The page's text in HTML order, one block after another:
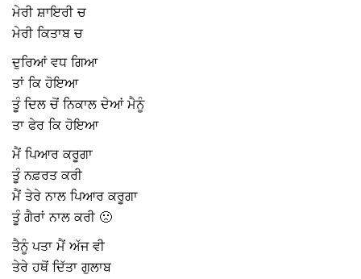
ਮੇਰੀ ਸ਼ਾਇਰੀ ਚ
ਮੇਰੀ ਕਿਤਾਬ ਚ
ਦੁਰਿਆਂ ਵਧ ਗਿਆ
ਤਾਂ ਕਿ ਹੋਇਆ
ਤੂੰ ਦਿਲ ਚੋਂ ਨਿਕਾਲ ਦੇਆਂ ਮੈਨੂੰ
ਤਾ ਫੇਰ ਕਿ ਹੋਇਆ
ਮੈਂ ਪਿਆਰ ਕਰੂਗਾ
ਤੂੰ ਨਫ਼ਰਤ ਕਰੀ
ਮੈਂ ਤੇਰੇ ਨਾਲ ਪਿਆਰ ਕਰੂਗਾ
ਤੂੰ ਗੈਰਾਂ ਨਾਲ ਕਰੀ 🙁
ਤੈਨੂੰ ਪਤਾ ਮੈਂ ਅੱਜ ਵੀ
ਤੇਰੇ ਹਥੋਂ ਦਿੱਤਾ ਗੁਲਾਬ